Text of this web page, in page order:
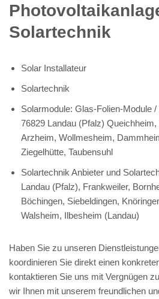
Solartechnik
Solar Installateur
Solartechnik
Solarmodule: Glas-Folien-Module
76829 Landau (Pfalz)
Arzheim, Wollmesheim,
Ziegelhütte, Taubensuhl
Solartechnik Anbieter und
Landau (Pfalz), Frankweiler,
Böchingen, Siebeldingen,
Walsheim, Ilbesheim (Landau)
Haben Sie zu unseren
koordinieren Sie direkt einen
kontaktieren Sie uns mit Vergnügen
wir Ihnen mit unserem freundlichen